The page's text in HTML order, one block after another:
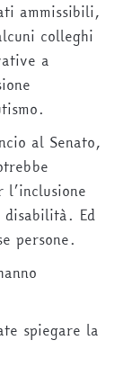
ammissibili,
colleghi
a
al Senato,
disabilità. Ed
persone.
spiegare la